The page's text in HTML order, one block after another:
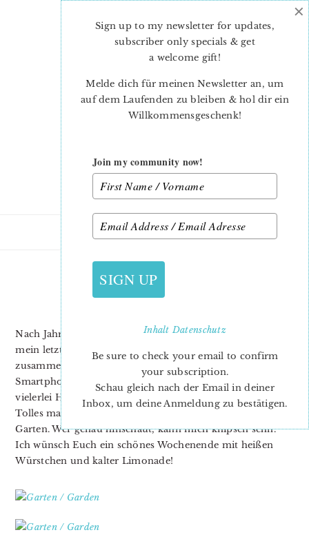
Nach Jahren der totalen Verweigerung (und nachdem sich
mein letztes Telefon nur noch mühsam mit Tesafilm
zusammenhalten ließ) habe ich mich doch auch für ein
Smartphone entschieden. Eine gute Entscheidung in
vielerlei Hinsicht. Ich bin überrascht, was man damit alles
Tolles machen kann. Zum Beispiel schöne Fotos vom
Garten. Wer genau hinschaut, kann mich knipsen sehn.
Ich wünsch Euch ein schönes Wochenende mit heißen
Würstchen und kalter Limonade!
Sign up to my newsletter for updates,
subscriber only specials & get
a welcome gift!
Melde dich für meinen Newsletter an, um
auf dem Laufenden zu bleiben & hol dir ein
Willkommensgeschenk!
Join my community now!
SIGN UP
InhaltDatenschutz
Be sure to check your email to confirm
your subscription.
Schau gleich nach der Email in deiner
Inbox, um deine Anmeldung zu bestätigen.
×